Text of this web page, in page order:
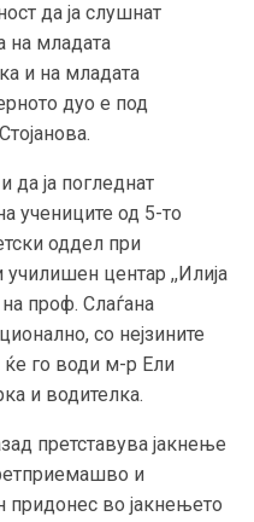
да ја слушнат
на младата
и на младата
дуо е под
да ја погледнат
учениците од 5-то
оддел при
центар ,,Илија
проф. Слаѓана
со нејзините
ќе го води м-р Ели
и водителка.
претставува јакнење
и
придонес во јакнењето